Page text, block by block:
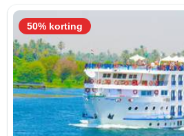
50% korting